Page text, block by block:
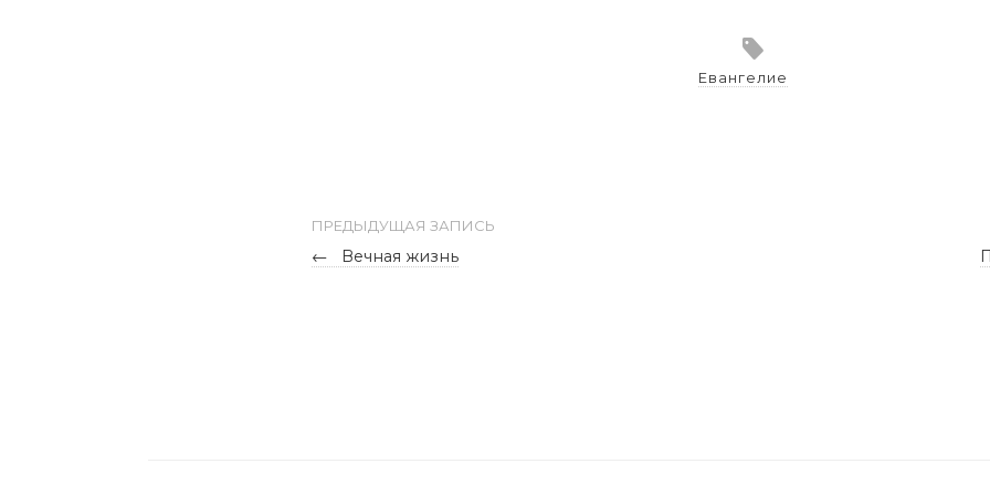
Евангелие
ПРЕДЫДУЩАЯ ЗАПИСЬ
← Вечная жизнь